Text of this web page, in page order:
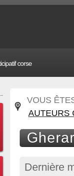
corse
VOUS
AUTEURS
Dernière